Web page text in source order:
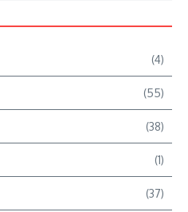
(4)
(55)
(38)
(1)
(37)